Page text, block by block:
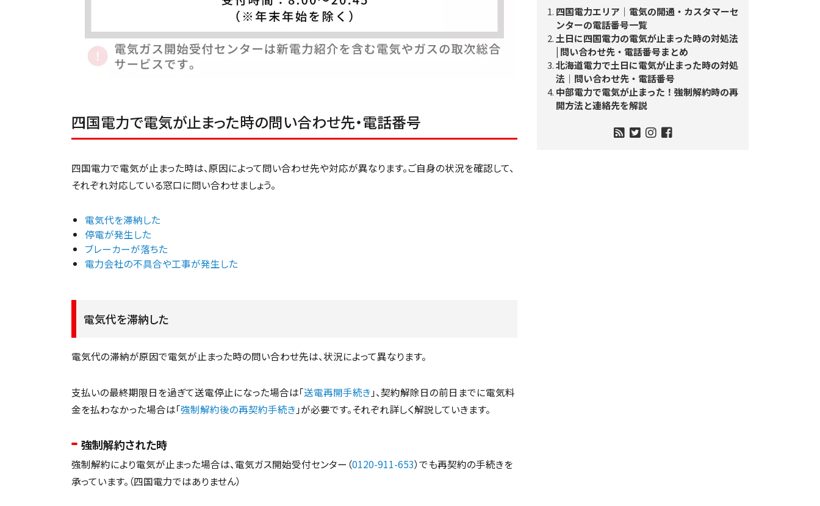
四国電力で電気が止まった時の問い合わせ先・電話番号
四国電力で電気が止まった時は、原因によって問い合わせ先や対応が異なります。ご自身の状況を確認して、
それぞれ対応している窓口に問い合わせましょう。
電気代を滞納した
停電が発生した
ブレーカーが落ちた
電力会社の不具合や工事が発生した
電気代を滞納した
電気代の滞納が原因で電気が止まった時の問い合わせ先は、状況によって異なります。
支払いの最終期限日を過ぎて送電停止になった場合は「送電再開手続き 」、契約解除日の前日までに電気料
金を払わなかった場合は「強制解約後の再契約手続き 」が必要です。それぞれ詳しく解説していきます。
強制解約された時
強制解約により電気が止まった場合は、電気ガス開始受付センター（0120-911-653）でも再契約の手続きを
承っています。（四国電力ではありません）
四国電力エリア｜電気の開通・カスタマーセ
ンターの電話番号一覧
土日に四国電力の電気が止まった時の対処法
| 問い合わせ先・電話番号まとめ
北海道電力で土日に電気が止まった時の対処
法｜問い合わせ先・電話番号
中部電力で電気が止まった！強制解約時の再
開方法と連絡先を解説